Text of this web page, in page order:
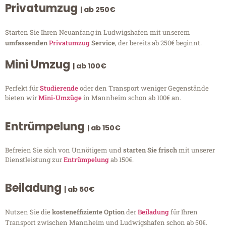
Privatumzug | ab 250€
Starten Sie Ihren Neuanfang in Ludwigshafen mit unserem
umfassendenPrivatumzugService, der bereits ab 250€ beginnt.
Mini Umzug | ab 100€
Perfekt fürStudierendeoder den Transport weniger Gegenstände
bieten wirMini-Umzügein Mannheim schon ab 100€ an.
Entrümpelung | ab 150€
Befreien Sie sich von Unnötigem undstarten Sie frischmit unserer
Dienstleistung zurEntrümpelungab 150€.
Beiladung | ab 50€
Nutzen Sie diekosteneffiziente OptionderBeiladungfür Ihren
Transport zwischen Mannheim und Ludwigshafen schon ab 50€.